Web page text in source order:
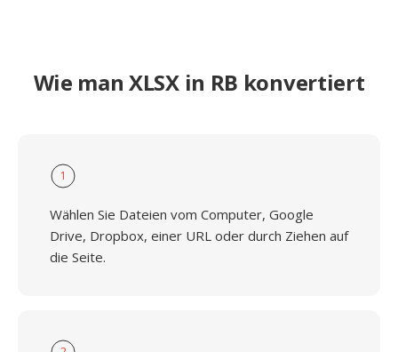
Wie man XLSX in RB konvertiert
1
Wählen Sie Dateien vom Computer, Google
Drive, Dropbox, einer URL oder durch Ziehen auf
die Seite.